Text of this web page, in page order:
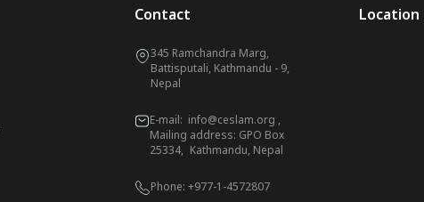
Contact
345 Ramchandra Marg,
Battisputali, Kathmandu - 9,
Nepal
E-mail: info@ceslam.org ,
Mailing address: GPO Box
25334, Kathmandu, Nepal
Phone: +977-1-4572807
Location